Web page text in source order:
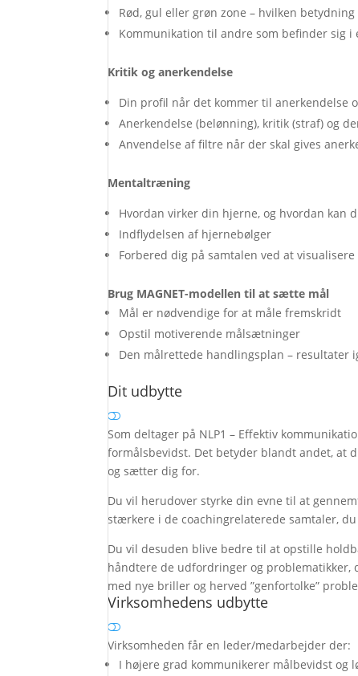
Rød, gul eller grøn zone – hvilken
Kommunikation til andre som befinder sig
Kritik og anerkendelse
Din profil når det kommer til anerkendelse
Anerkendelse (belønning), kritik (straf) og
Anvendelse af filtre når der skal gives
Mentaltræning
Hvordan virker din hjerne, og hvordan kan
Indflydelsen af hjernebølger
Forbered dig på samtalen ved at
Brug MAGNET-modellen til at sætte mål
Mål er nødvendige for at måle fremskridt
Opstil motiverende målsætninger
Den målrettede handlingsplan – resultater
Dit udbytte
Som deltager på NLP1 – Effektiv
formålsbevidst. Det betyder blandt andet, at
og sætter dig for.
Du vil herudover styrke din evne til at
stærkere i de coachingrelaterede samtaler,
Du vil desuden blive bedre til at opstille
håndtere de udfordringer og problematikker,
med nye briller og herved ”genfortolke”
Virksomhedens udbytte
Virksomheden får en leder/medarbejder der:
I højere grad kommunikerer målbevidst og